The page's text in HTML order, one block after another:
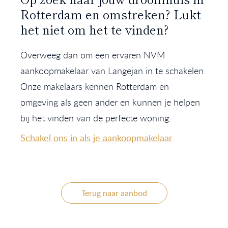
Rotterdam en omstreken? Lukt
het niet om het te vinden?
Overweeg dan om een ervaren NVM
aankoopmakelaar van Langejan in te schakelen.
Onze makelaars kennen Rotterdam en
omgeving als geen ander en kunnen je helpen
bij het vinden van de perfecte woning.
Schakel ons in als je aankoopmakelaar
Terug naar aanbod